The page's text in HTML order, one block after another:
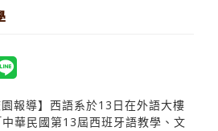
園報導】西語系於13日在外語大樓
華民國第13屆西班牙語教學、文